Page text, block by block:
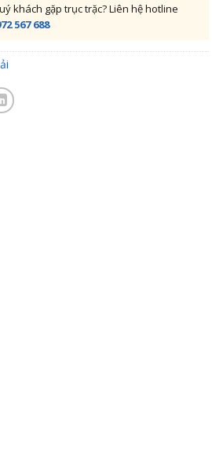
khách gặp trục trặc? Liên hệ hotline
567 688